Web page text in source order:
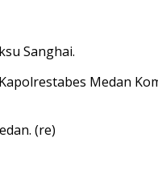
Sanghai.
Medan
(re)